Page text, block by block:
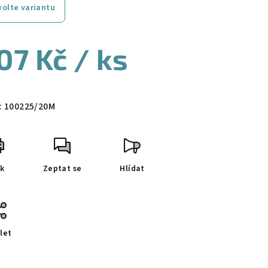
variantu
Kč / ks
100225/20M
Zeptat se Hlídat